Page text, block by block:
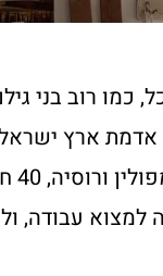
כמו רוב בני
אדמת ארץ
למצוא עבודה,